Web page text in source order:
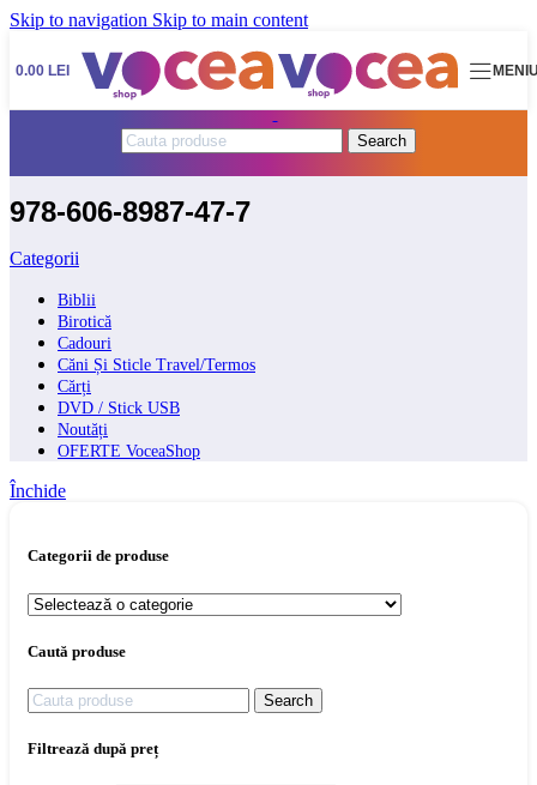
Skip to navigation Skip to main content
0.00 LEI
Search
978-606-8987-47-7
Categorii
Biblii
Birotică
Cadouri
Căni Și Sticle Travel/Termos
Cărți
DVD / Stick USB
Noutăți
OFERTE VoceaShop
Închide
Categorii de produse
Caută produse
Search
Filtrează după preț